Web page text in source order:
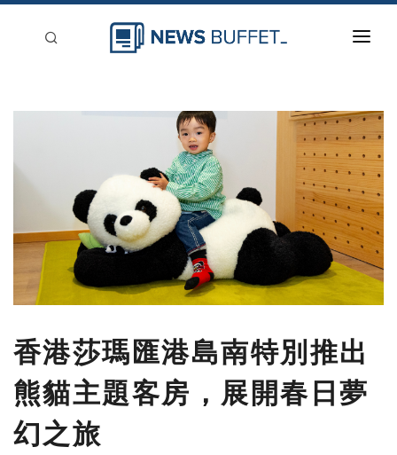
香港莎瑪匯港島南特別推出
熊貓主題客房，展開春日夢
幻之旅